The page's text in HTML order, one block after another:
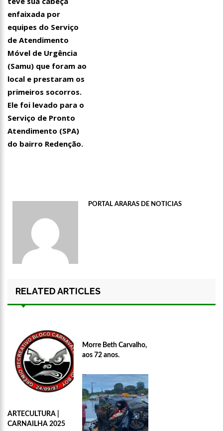
21:55 Karliane Oliveira Candidata à Rainha do
enfaixada por
equipes do Serviço
de Atendimento
Móvel de Urgência
(Samu) que foram ao
local e prestaram os
primeiros socorros.
Ele foi levado para o
Serviço de Pronto
Atendimento (SPA)
do bairro Redenção.
PORTAL ARARAS DE NOTICIAS
RELATED ARTICLES
ARTECULTURA |
CARNAILHA 2025
Morre Beth Carvalho,
aos 72 anos.